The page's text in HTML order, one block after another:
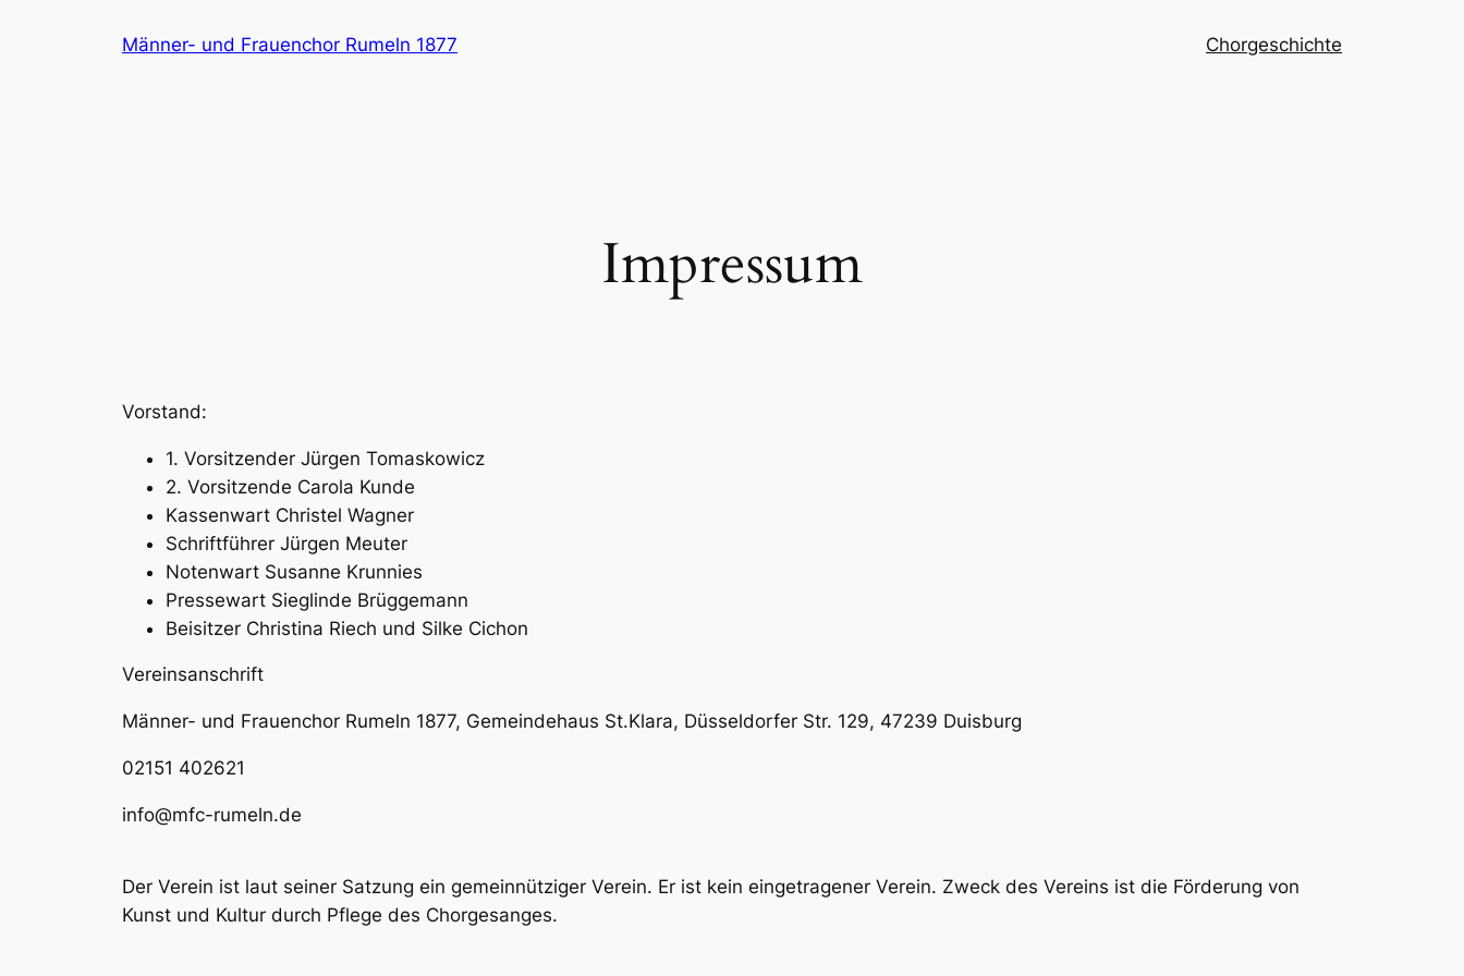
Männer- und Frauenchor Rumeln 1877 Chorgeschichte
Impressum
Vorstand:
1. Vorsitzender Jürgen Tomaskowicz
2. Vorsitzende Carola Kunde
Kassenwart Christel Wagner
Schriftführer Jürgen Meuter
Notenwart Susanne Krunnies
Pressewart Sieglinde Brüggemann
Beisitzer Christina Riech und Silke Cichon
Vereinsanschrift
Männer- und Frauenchor Rumeln 1877, Gemeindehaus St.Klara, Düsseldorfer Str. 129, 47239 Duisburg
02151 402621
info@mfc-rumeln.de
Der Verein ist laut seiner Satzung ein gemeinnütziger Verein. Er ist kein eingetragener Verein. Zweck des Vereins ist die Förderung von
Kunst und Kultur durch Pflege des Chorgesanges.